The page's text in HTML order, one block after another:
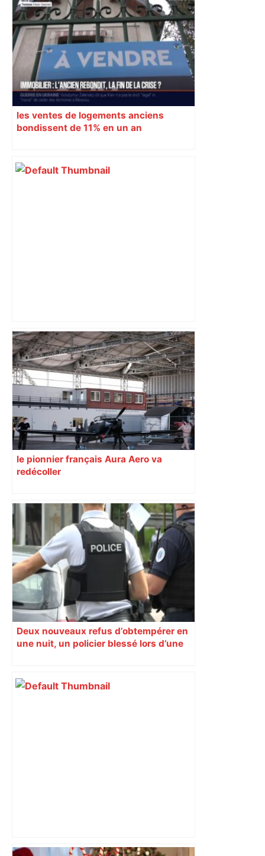
les ventes de logements anciens
bondissent de 11% en un an
Top 14 : Perpignan mate le leader
Toulouse et quitte la dernière place –
lanouvellerepublique.fr
le pionnier français Aura Aero va
redécoller
Deux nouveaux refus d’obtempérer en
une nuit, un policier blessé lors d’une